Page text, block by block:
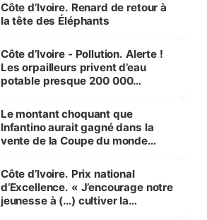
Côte d’Ivoire. Renard de retour à
la tête des Éléphants
Côte d’Ivoire - Pollution. Alerte !
Les orpailleurs privent d’eau
potable presque 200 000
Le montant choquant que
Infantino aurait gagné dans la
vente de la Coupe du monde
Côte d’Ivoire. Prix national
d’Excellence. « J’encourage notre
jeunesse à (…) cultiver la